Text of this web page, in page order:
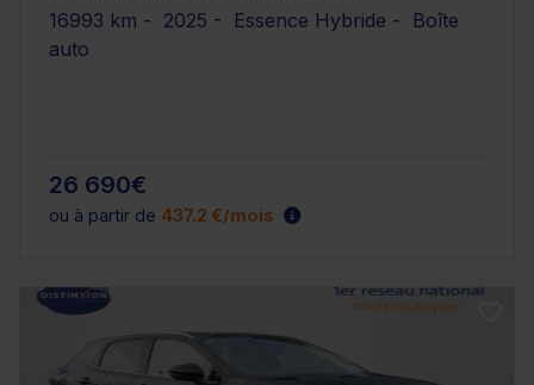
16993 km - 2025 - Essence Hybride - Boîte
auto
26 690€
ou à partir de 437.2 €/mois